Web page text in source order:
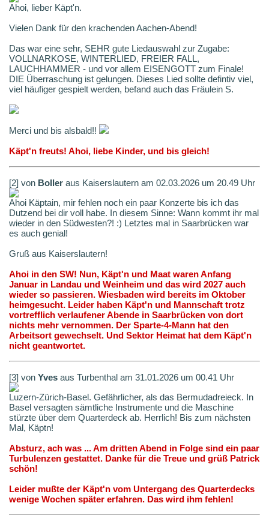
Ahoi, lieber Käpt'n.
Vielen Dank für den krachenden Aachen-Abend!
Das war eine sehr, SEHR gute Liedauswahl zur Zugabe:
VOLLNARKOSE, WINTERLIED, FREIER FALL,
LAUCHHAMMER - und vor allem EISENGOTT zum Finale!
DIE Überraschung ist gelungen. Dieses Lied sollte defintiv viel,
viel häufiger gespielt werden, befand auch das Fräulein S.
Merci und bis alsbald!!
Käpt'n freuts! Ahoi, liebe Kinder, und bis gleich!
[2] von Boller aus Kaiserslautern am 02.03.2026 um 20.49 Uhr
Ahoi Käptain, mir fehlen noch ein paar Konzerte bis ich das
Dutzend bei dir voll habe. In diesem Sinne: Wann kommt ihr mal
wieder in den Südwesten?! :) Letztes mal in Saarbrücken war
es auch genial!
Gruß aus Kaiserslautern!
Ahoi in den SW! Nun, Käpt'n und Maat waren Anfang
Januar in Landau und Weinheim und das wird 2027 auch
wieder so passieren. Wiesbaden wird bereits im Oktober
heimgesucht. Leider haben Käpt'n und Mannschaft trotz
vortrefflich verlaufener Abende in Saarbrücken von dort
nichts mehr vernommen. Der Sparte-4-Mann hat den
Arbeitsort gewechselt. Und Sektor Heimat hat dem Käpt'n
nicht geantwortet.
[3] von Yves aus Turbenthal am 31.01.2026 um 00.41 Uhr
Luzern-Zürich-Basel. Gefährlicher, als das Bermudadreieck. In
Basel versagten sämtliche Instrumente und die Maschine
stürzte über dem Quarterdeck ab. Herrlich! Bis zum nächsten
Mal, Käptn!
Absturz, ach was ... Am dritten Abend in Folge sind ein paar
Turbulenzen gestattet. Danke für die Treue und grüß Patrick
schön!
Leider mußte der Käpt'n vom Untergang des Quarterdecks
wenige Wochen später erfahren. Das wird ihm fehlen!